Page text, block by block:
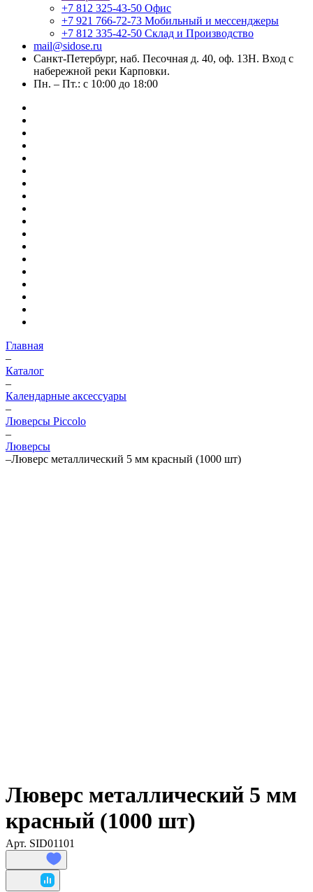
+7 812 325-43-50 Офис
+7 921 766-72-73 Мобильный и мессенджеры
+7 812 335-42-50 Склад и Производство
mail@sidose.ru
Санкт-Петербург, наб. Песочная д. 40, оф. 13Н. Вход с
набережной реки Карповки.
Пн. – Пт.: с 10:00 до 18:00
Главная
–
Каталог
–
Календарные аксессуары
–
Люверсы Piccolo
–
Люверсы
–Люверс металлический 5 мм красный (1000 шт)
Люверс металлический 5 мм
красный (1000 шт)
Арт. SID01101